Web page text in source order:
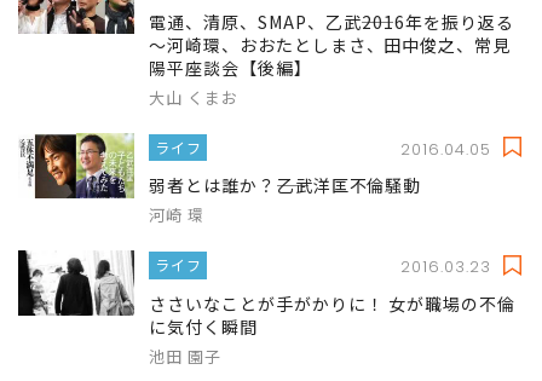
電通、清原、SMAP、乙武――2016年を振り返る
～河崎環、おおたとしまさ、田中俊之、常見
陽平座談会【後編】
大山 くまお
ライフ 2016.04.05
弱者とは誰か？――乙武洋匡不倫騒動
河崎 環
ライフ 2016.03.23
ささいなことが手がかりに！ 女が職場の不倫
に気付く瞬間
池田 園子